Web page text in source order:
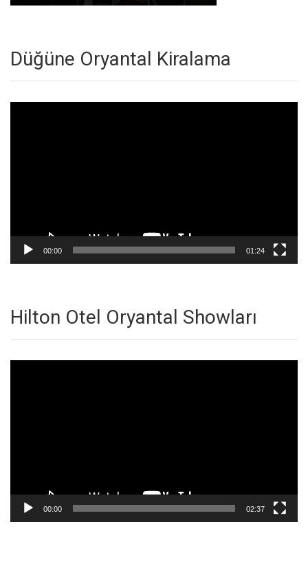
Düğüne Oryantal Kiralama
00:00 01:24
Hilton Otel Oryantal Showları
00:00 02:37